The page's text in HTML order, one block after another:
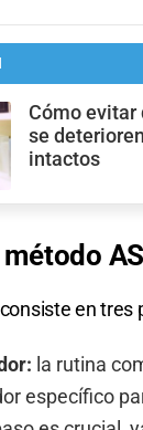
Cómo evitar
se
intactos
en
la rutina
específico